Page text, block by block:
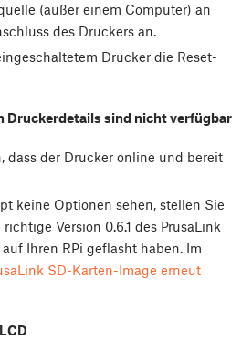
(außer einem Computer) an
des Druckers an.
Drucker die Reset-
Druckerdetails sind nicht verfügbar
dass der Drucker online und bereit
keine Optionen sehen, stellen Sie
Version 0.6.1 des PrusaLink
Ihren RPi geflasht haben. Im
SD-Karten-Image erneut